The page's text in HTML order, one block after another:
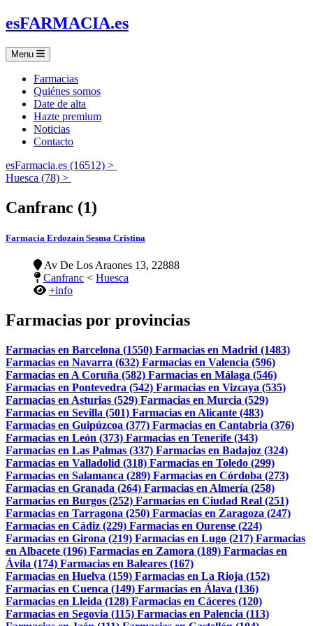
esFARMACIA.es
Menu
Farmacias
Quiénes somos
Date de alta
Hazte premium
Noticias
Contacto
esFarmacia.es (16512) >
Huesca (78) >
Canfranc (1)
Farmacia Erdozain Sesma Cristina
Av De Los Araones 13, 22888
Canfranc < Huesca
+info
Farmacias por provincias
Farmacias en Barcelona (1550) Farmacias en Madrid (1483)
Farmacias en Navarra (632) Farmacias en Valencia (596)
Farmacias en A Coruña (582) Farmacias en Málaga (546)
Farmacias en Pontevedra (542) Farmacias en Vizcaya (535)
Farmacias en Asturias (529) Farmacias en Murcia (529)
Farmacias en Sevilla (501) Farmacias en Alicante (483)
Farmacias en Guipúzcoa (377) Farmacias en Cantabria (376)
Farmacias en León (373) Farmacias en Tenerife (343)
Farmacias en Las Palmas (337) Farmacias en Badajoz (324)
Farmacias en Valladolid (318) Farmacias en Toledo (299)
Farmacias en Salamanca (289) Farmacias en Córdoba (273)
Farmacias en Granada (264) Farmacias en Almería (258)
Farmacias en Burgos (252) Farmacias en Ciudad Real (251)
Farmacias en Tarragona (250) Farmacias en Zaragoza (247)
Farmacias en Cádiz (229) Farmacias en Ourense (224)
Farmacias en Girona (219) Farmacias en Lugo (217) Farmacias
en Albacete (196) Farmacias en Zamora (189) Farmacias en
Ávila (174) Farmacias en Baleares (167)
Farmacias en Huelva (159) Farmacias en La Rioja (152)
Farmacias en Cuenca (149) Farmacias en Álava (136)
Farmacias en Lleida (128) Farmacias en Cáceres (120)
Farmacias en Segovia (115) Farmacias en Palencia (113)